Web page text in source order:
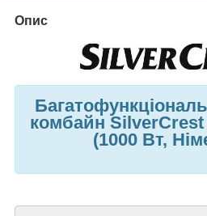
Опис
комбайн SilverCrest
(1000 Вт,